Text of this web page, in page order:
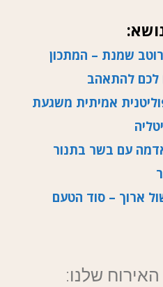
שמנת – המתכון
לכם להתאהב
אמיתית משגעת
עם בשר בתנור
ארוך – סוד הטעם
שלנו: